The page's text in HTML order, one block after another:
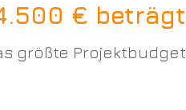
€ beträgt
größte Projektbudget